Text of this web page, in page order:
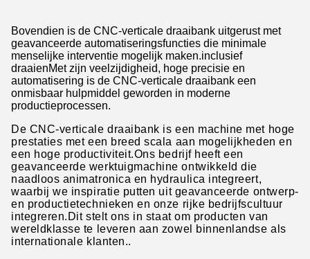
Bovendien is de CNC-verticale draaibank uitgerust met
geavanceerde automatiseringsfuncties die minimale
menselijke interventie mogelijk maken.inclusief
draaienMet zijn veelzijdigheid, hoge precisie en
automatisering is de CNC-verticale draaibank een
onmisbaar hulpmiddel geworden in moderne
productieprocessen.
De CNC-verticale draaibank is een machine met hoge
prestaties met een breed scala aan mogelijkheden en
een hoge productiviteit.Ons bedrijf heeft een
geavanceerde werktuigmachine ontwikkeld die
naadloos animatronica en hydraulica integreert,
waarbij we inspiratie putten uit geavanceerde ontwerp-
en productietechnieken en onze rijke bedrijfscultuur
integreren.Dit stelt ons in staat om producten van
wereldklasse te leveren aan zowel binnenlandse als
internationale klanten..